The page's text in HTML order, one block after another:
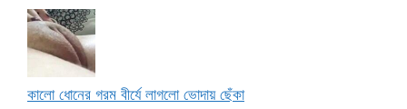
কালো ধোনের গরম বীর্যে লাগলো ভোদায় ছেঁকা